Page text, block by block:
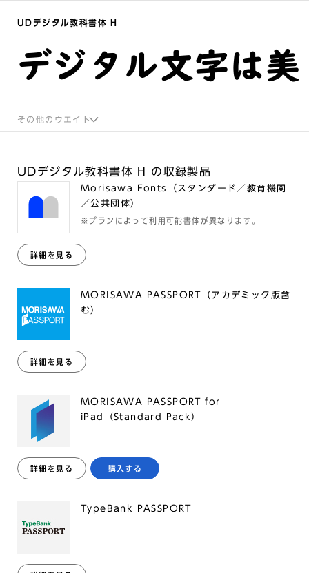
UDデジタル教科書体 H
デジタル文字は
その他のウエイト
UDデジタル教科書体 H の収録製品
Morisawa Fonts（スタンダード／教育機関
／公共団体）
※プランによって利用可能書体が異なります。
詳細を見る
MORISAWA PASSPORT（アカデミック版含
む）
詳細を見る
MORISAWA PASSPORT for
iPad（Standard Pack）
詳細を見る 購入する
TypeBank PASSPORT